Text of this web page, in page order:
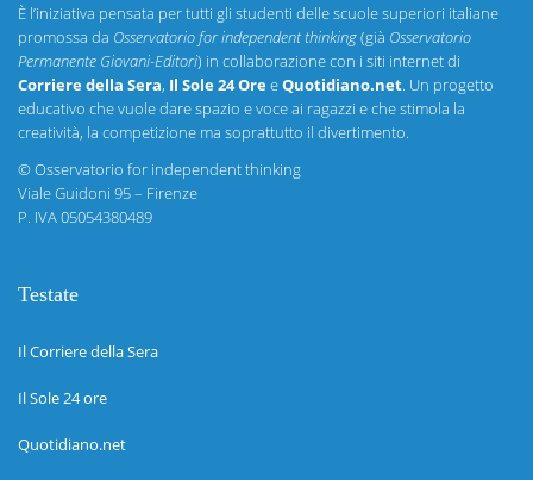
È l’iniziativa pensata per tutti gli studenti delle scuole superiori italiane
promossa da Osservatorio for independent thinking(già Osservatorio
Permanente Giovani-Editori) in collaborazione con i siti internet di
Corriere della Sera, Il Sole 24 OreeQuotidiano.net. Un progetto
educativo che vuole dare spazio e voce ai ragazzi e che stimola la
creatività, la competizione ma soprattutto il divertimento.
©Osservatorio for independent thinking
Viale Guidoni 95 – Firenze
P. IVA 05054380489
Testate
Il Corriere della Sera
Il Sole 24 ore
Quotidiano.net